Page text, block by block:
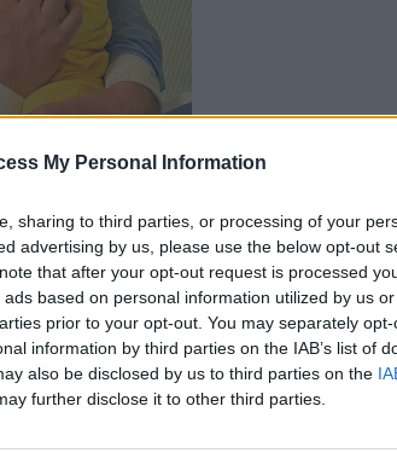
My Personal Information
sharing to third parties, or processing of your
advertising by us, please use the below opt-out
that after your opt-out request is processed
based on personal information utilized by us
prior to your opt-out. You may separately
information by third parties on the IAB’s list of
also be disclosed by us to third parties on the
further disclose it to other third parties.